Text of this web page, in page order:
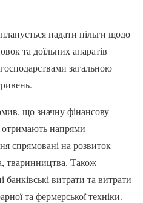
надати пільги щодо
та доїльних апаратів
загальною
що значну фінансову
напрями
спрямовані на розвиток
тваринництва. Також
банківські витрати та витрати
та фермерської техніки.